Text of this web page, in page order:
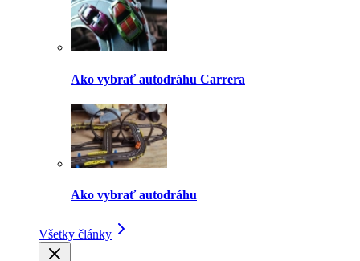
Ako vybrať autodráhu Carrera
Ako vybrať autodráhu
Všetky články